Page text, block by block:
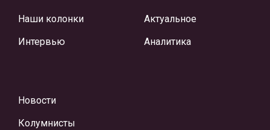
Наши колонки
Интервью
Актуальное
Аналитика
Новости
Колумнисты